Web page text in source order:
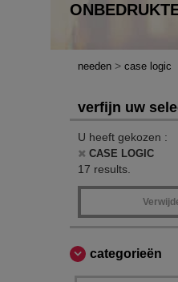
needen > case logic
verfijn uw
U heeft gekozen :
CASE LOGIC
17 results.
categorieën